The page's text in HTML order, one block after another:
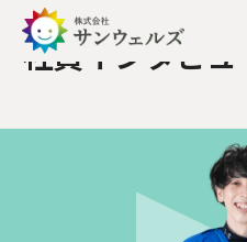
Interview
社員インタビュー